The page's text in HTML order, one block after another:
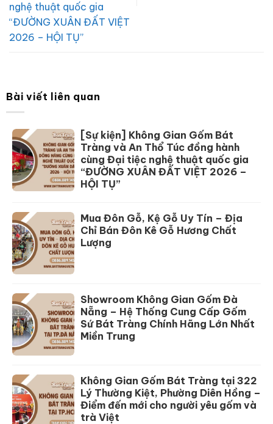
nghệ thuật quốc gia
“ĐƯỜNG XUÂN ĐẤT VIỆT
2026 – HỘI TỤ”
Bài viết liên quan
[Sự kiện] Không Gian Gốm Bát
Tràng và An Thổ Túc đồng hành
cùng Đại tiệc nghệ thuật quốc gia
“ĐƯỜNG XUÂN ĐẤT VIỆT 2026 –
HỘI TỤ”
Mua Đôn Gỗ, Kệ Gỗ Uy Tín – Địa
Chỉ Bán Đôn Kê Gỗ Hương Chất
Lượng
Showroom Không Gian Gốm Đà
Nẵng – Hệ Thống Cung Cấp Gốm
Sứ Bát Tràng Chính Hãng Lớn Nhất
Miền Trung
Không Gian Gốm Bát Tràng tại 322
Lý Thường Kiệt, Phường Diên Hồng –
Điểm đến mới cho người yêu gốm và
trà Việt